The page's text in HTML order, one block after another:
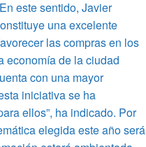
este sentido, Javier
una excelente
las compras en los
economía de la ciudad
con una mayor
iniciativa se ha
ellos”, ha indicado. Por
elegida este año será